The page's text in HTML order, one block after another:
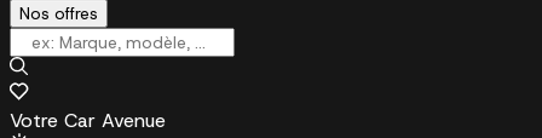
Nos offres
Votre Car Avenue